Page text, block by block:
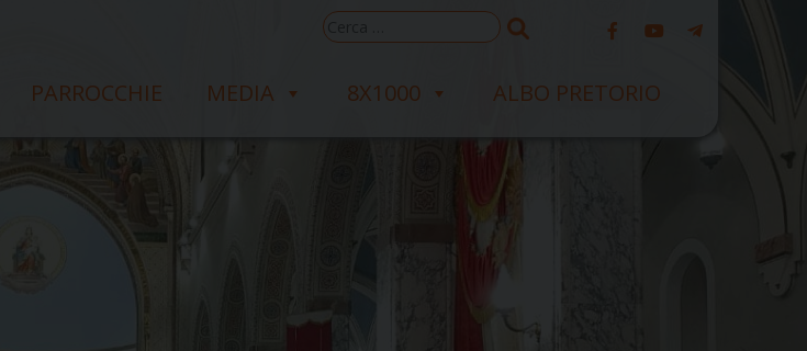
Ricerca
per:
PARROCCHIE MEDIA 8X1000 ALBO PRETORIO